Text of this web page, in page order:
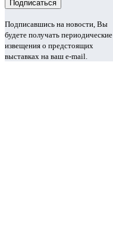
Подписавшись на новости, Вы
будете получать периодические
извещения о предстоящих
выставках на ваш e-mail.